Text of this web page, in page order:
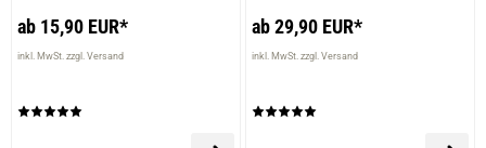
ab 15,90 EUR*
inkl. MwSt. zzgl. Versand
ab 29,90 EUR*
inkl. MwSt. zzgl. Versand